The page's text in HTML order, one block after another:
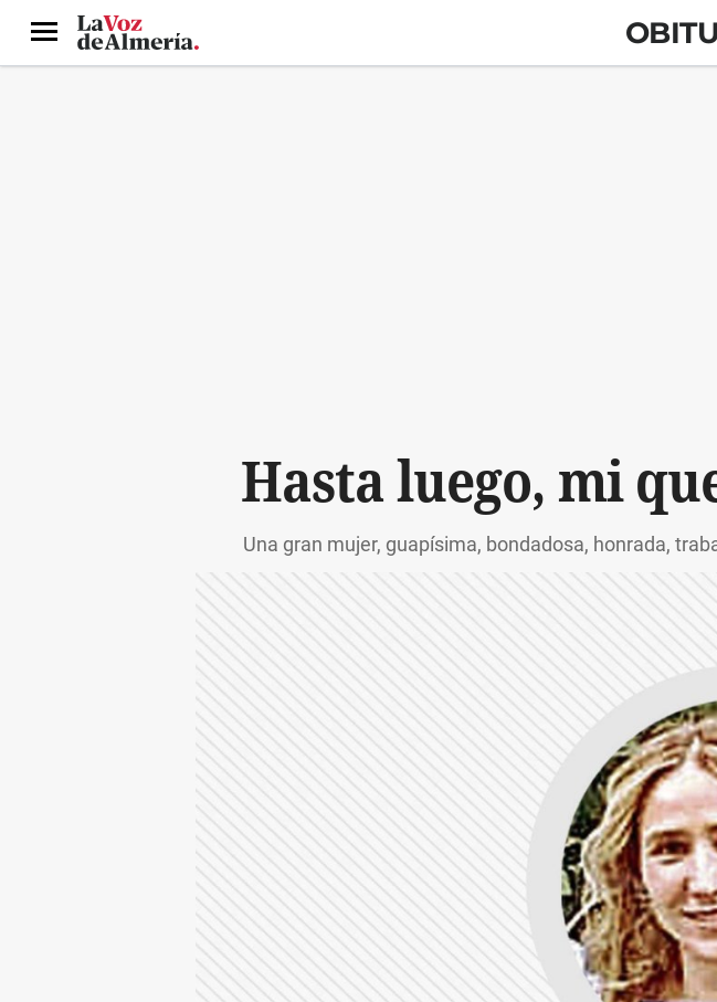
Menú
Hasta luego, mi
Una gran mujer, guapísima, bondadosa, honrada,